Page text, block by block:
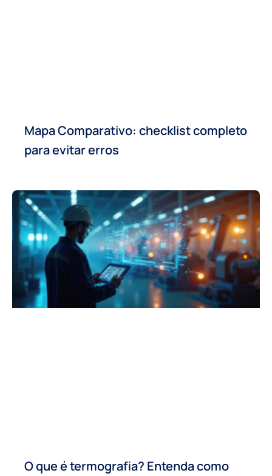
Mapa Comparativo: checklist completo
para evitar erros
O que é termografia? Entenda como